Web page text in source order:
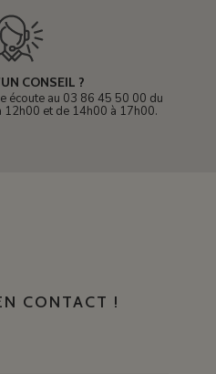
CONSEIL ?
écoute au 03 86 45 50 00 du
12h00 et de 14h00 à 17h00.
CONTACT !